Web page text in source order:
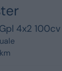
Vedi
4x2 100cv